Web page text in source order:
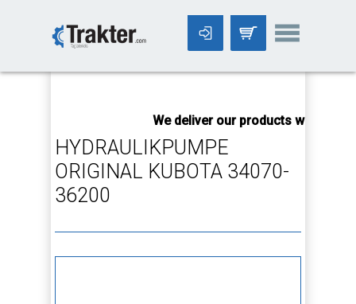
We deliver our products worldwide!
HYDRAULIKPUMPE
ORIGINAL KUBOTA 34070-
36200